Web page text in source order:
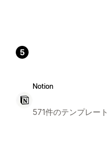
5
Notion
571件のテンプレート